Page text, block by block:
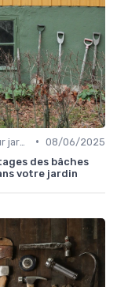
• 08/06/2025
des bâches
votre jardin